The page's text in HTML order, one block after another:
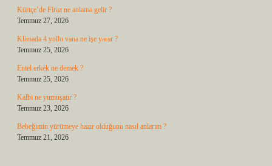
Kürtçe’de Firaz ne anlama gelir ?
Temmuz 27, 2026
Klimada 4 yollu vana ne işe yarar ?
Temmuz 25, 2026
Entel erkek ne demek ?
Temmuz 25, 2026
Kalbi ne yumuşatır ?
Temmuz 23, 2026
Bebeğimin yürümeye hazır olduğunu nasıl anlarım ?
Temmuz 21, 2026